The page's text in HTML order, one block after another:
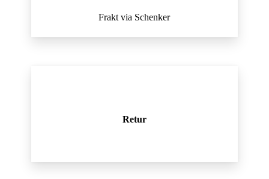
Frakt via Schenker
Retur